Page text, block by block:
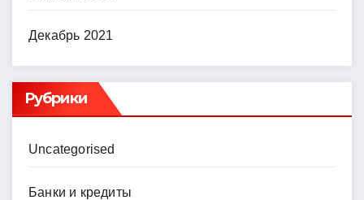
Декабрь 2021
Рубрики
Uncategorised
Банки и кредиты